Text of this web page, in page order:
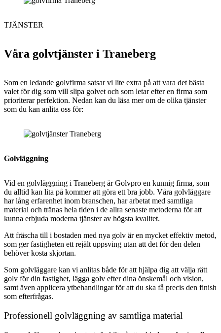
Våra golvtjänster i Traneberg
Som en ledande golvfirma satsar vi lite extra på att vara det bästa
valet för dig som vill slipa golvet och som letar efter en firma som
prioriterar perfektion. Nedan kan du läsa mer om de olika tjänster
som du kan anlita oss för:
TJÄNSTER
Golvläggning
Vid en golvläggning i Traneberg är Golvpro en kunnig firma, som
du alltid kan lita på kommer att göra ett bra jobb. Våra golvläggare
har lång erfarenhet inom branschen, har arbetat med samtliga
material och tränas hela tiden i de allra senaste metoderna för att
kunna erbjuda moderna tjänster av högsta kvalitet.
Att fräscha till i bostaden med nya golv är en mycket effektiv metod,
som ger fastigheten ett rejält uppsving utan att det för den delen
behöver kosta skjortan.
Som golvläggare kan vi anlitas både för att hjälpa dig att välja rätt
golv för din fastighet, lägga golv efter dina önskemål och vision,
samt även applicera ytbehandlingar för att du ska få precis den finish
som efterfrågas.
Professionell golvläggning av samtliga material